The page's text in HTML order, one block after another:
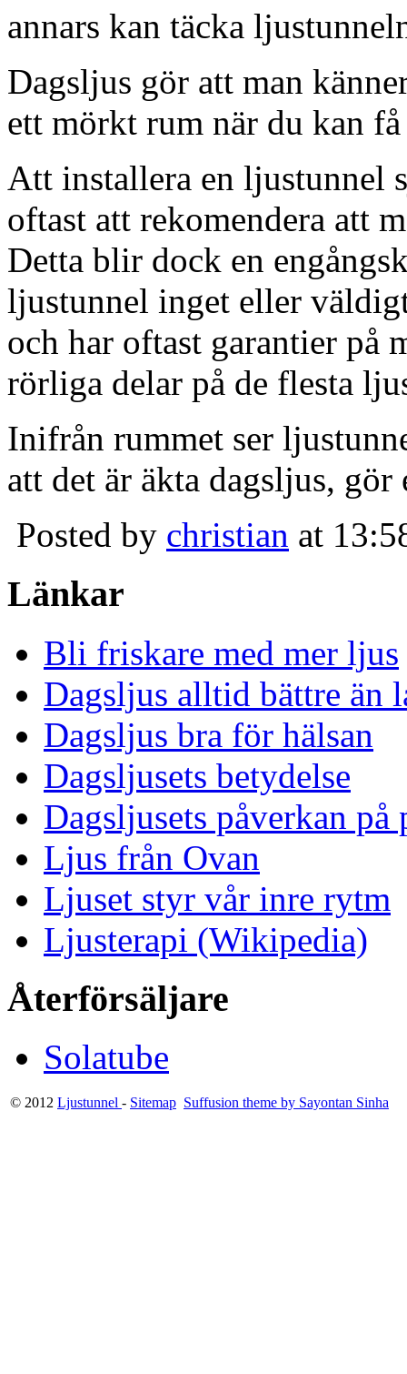
annars kan täcka
Dagsljus gör att man
ett mörkt rum när du kan
Att installera en ljustunnel
oftast att rekomendera att
Detta blir dock en
ljustunnel inget eller
och har oftast garantier på
rörliga delar på de flesta
Inifrån rummet ser
att det är äkta dagsljus,
Posted by christian at
Länkar
Bli friskare med mer ljus
Dagsljus alltid bättre än
Dagsljus bra för hälsan
Dagsljusets betydelse
Dagsljusets påverkan på
Ljus från Ovan
Ljuset styr vår inre rytm
Ljusterapi (Wikipedia)
Återförsäljare
Solatube
© 2012 Ljustunnel - Sitemap Suffusion theme by Sayontan Sinha